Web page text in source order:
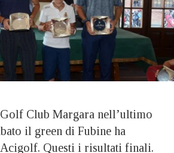
Club Margara nell’ultimo
il green di Fubine ha
Questi i risultati finali.